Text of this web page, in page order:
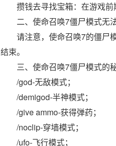
攒钱去寻找宝箱：在游戏
二、使命召唤7僵尸模式无
请注意，使命召唤7的僵尸
结束。
三、使命召唤7僵尸模式的秘
/god-无敌模式；
/demigod-半神模式；
/give ammo-获得弹药；
/noclip-穿墙模式；
/ufo-飞行模式；